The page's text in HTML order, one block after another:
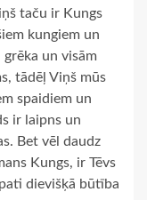
taču ir Kungs
kungiem un
un visām
tādēļ Viņš mūs
spaidiem un
ir laipns un
Bet vēl daudz
Kungs, ir Tēvs
dievišķā būtība